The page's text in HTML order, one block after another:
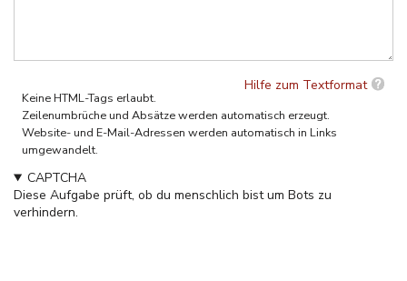
Hilfe zum Textformat
Keine HTML-Tags erlaubt.
Zeilenumbrüche und Absätze werden automatisch erzeugt.
Website- und E-Mail-Adressen werden automatisch in Links
umgewandelt.
CAPTCHA
Diese Aufgabe prüft, ob du menschlich bist um Bots zu
verhindern.